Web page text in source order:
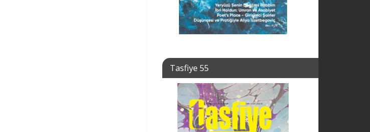
Tasfiye 55